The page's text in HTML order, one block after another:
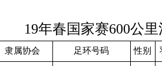
19年春国家赛600公里
隶属协会 足环号码 性别